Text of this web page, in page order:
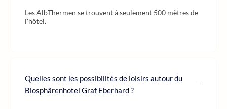
Les AlbThermen se trouvent à seulement 500 mètres de
l'hôtel.
Quelles sont les possibilités de loisirs autour du
Biosphärenhotel Graf Eberhard ?